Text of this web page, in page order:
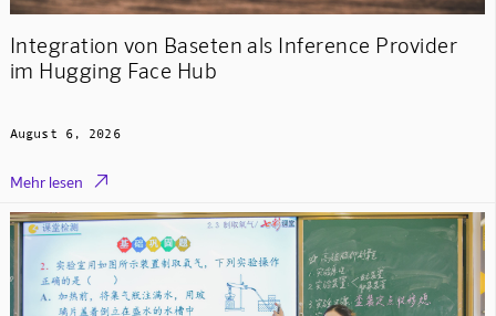
Integration von Baseten als Inference Provider
im Hugging Face Hub
August 6, 2026
Mehr lesen 